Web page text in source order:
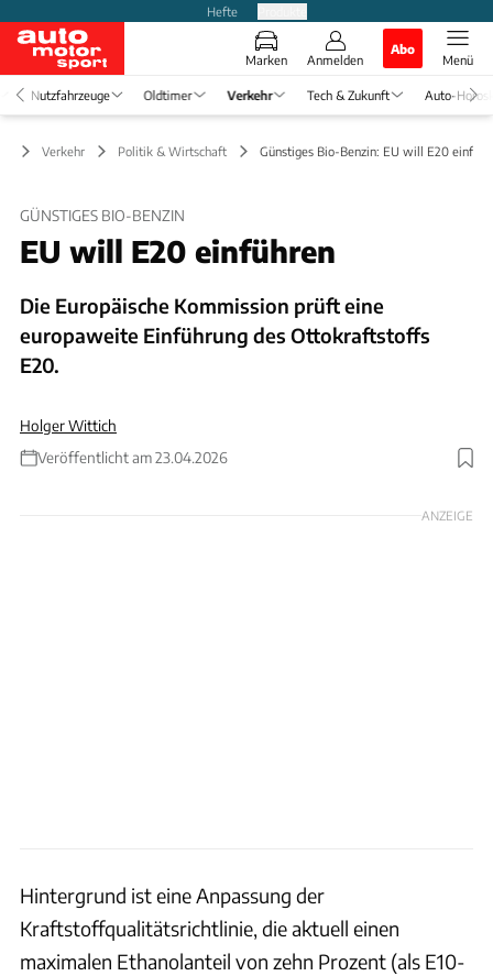
Hefte
Marken Anmelden
Abo
Menü
Nutzfahrzeuge Oldtimer Verkehr Tech & Zukunft Auto-
Verkehr Politik & Wirtschaft Günstiges Bio-Benzin: EU will E20
GÜNSTIGES BIO-BENZIN
EU will E20 einführen
Die Europäische Kommission prüft eine
europaweite Einführung des Ottokraftstoffs
E20.
Holger Wittich
Veröffentlicht am 23.04.2026
Foto: acilo via Getty Images; Retusche: Wittich
ANZEIGE
Hintergrund ist eine Anpassung der
Kraftstoffqualitätsrichtlinie, die aktuell einen
maximalen Ethanolanteil von zehn Prozent (als E10-